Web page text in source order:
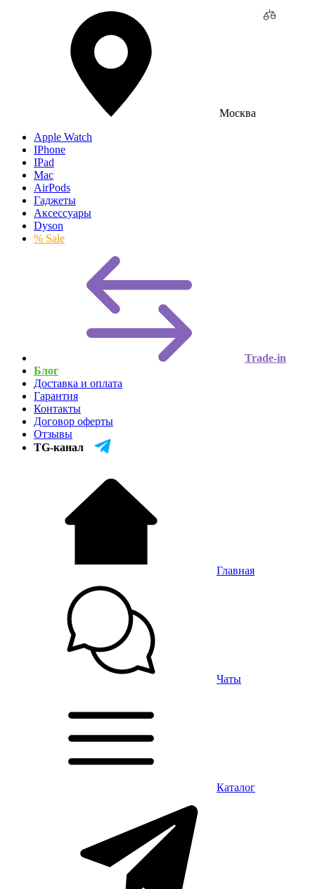
Москва
Apple Watch
IPhone
IPad
Mac
AirPods
Гаджеты
Аксессуары
Dyson
% Sale
Trade-in
Блог
Доставка и оплата
Гарантия
Контакты
Договор оферты
Отзывы
TG-канал
Главная
Чаты
Каталог